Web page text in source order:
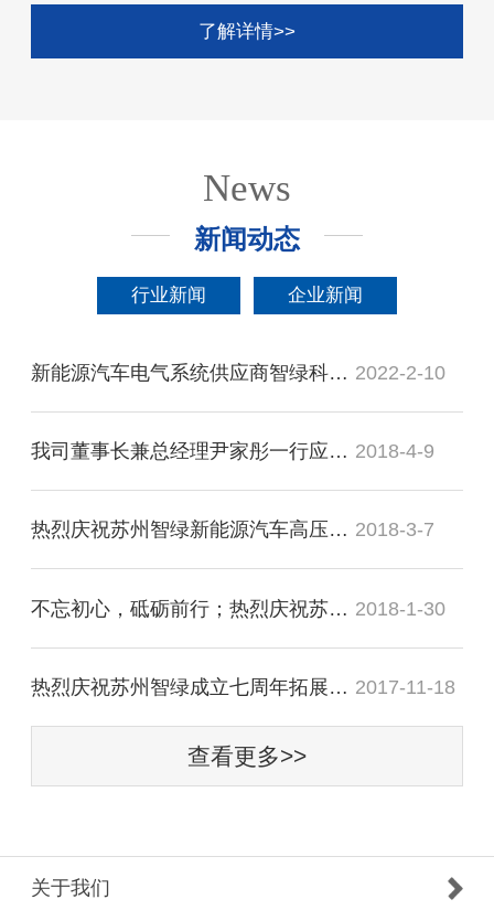
了解详情>>
News
新闻动态
行业新闻 企业新闻
新能源汽车电气系统供应商智绿科技完成新一轮融资，小米领投 2022-2-10
我司董事长兼总经理尹家彤一行应邀会见溧阳市市长徐华勤 2018-4-9
热烈庆祝苏州智绿新能源汽车高压连接与配电器项目正式签约竹箦 2018-3-7
不忘初心，砥砺前行；热烈庆祝苏州智绿2018年迎新晚宴圆满成功 2018-1-30
热烈庆祝苏州智绿成立七周年拓展训练活动圆满成功 2017-11-18
查看更多>>
关于我们